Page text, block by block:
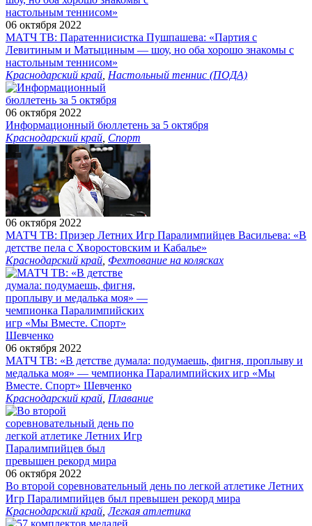
06 октября 2022
МАТЧ ТВ: Паратеннисистка Пушпашева: «Партия с
Левитиным и Матыциным — шоу, но оба хорошо знакомы с
настольным теннисом»
Краснодарский край Настольный теннис (ПОДА)
06 октября 2022
Информационный бюллетень за 5 октября
Краснодарский край Спорт
06 октября 2022
МАТЧ ТВ: Призер Летних Игр Паралимпийцев Васильева: «В
детстве пела с Хворостовским и Кабалье»
Краснодарский край Фехтование на колясках
06 октября 2022
МАТЧ ТВ: «В детстве думала: подумаешь, фигня, проплыву и
медалька моя» — чемпионка Паралимпийских игр «Мы
Вместе. Спорт» Шевченко
Краснодарский край Плавание
06 октября 2022
Во второй соревновательный день по легкой атлетике Летних
Игр Паралимпийцев был превышен рекорд мира
Краснодарский край ,Легкая атлетика